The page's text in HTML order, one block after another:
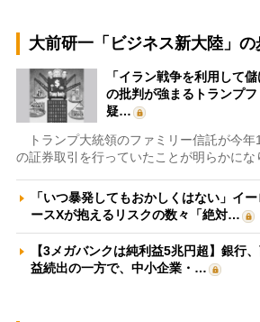
大前研一「ビジネス新大陸」の
「イラン戦争を利用して
の批判が強まるトランプ
疑…
トランプ大統領のファミリー信託が今年
の証券取引を行っていたことが明らかにな
「いつ暴発してもおかしくはない」イ
ースXが抱えるリスクの数々「絶対…
【3メガバンクは純利益5兆円超】銀行
益続出の一方で、中小企業・…